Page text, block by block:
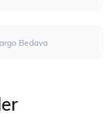
Bedava